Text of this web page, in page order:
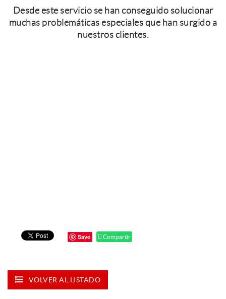
Desde este servicio se han conseguido solucionar
muchas problemáticas especiales que han surgido a
nuestros clientes.
Save Compartir
VOLVER AL LISTADO